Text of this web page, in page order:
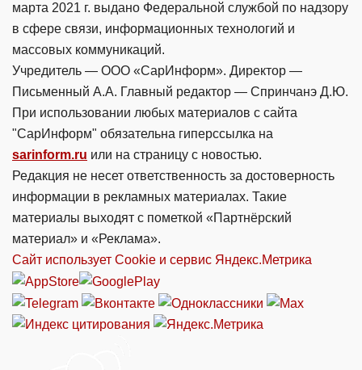
марта 2021 г. выдано Федеральной службой по надзору
в сфере связи, информационных технологий и
массовых коммуникаций.
Учредитель — ООО «СарИнформ». Директор —
Письменный А.А. Главный редактор — Спринчанэ Д.Ю.
При использовании любых материалов с сайта
"СарИнформ" обязательна гиперссылка на
sarinform.ru или на страницу с новостью.
Редакция не несет ответственность за достоверность
информации в рекламных материалах. Такие
материалы выходят с пометкой «Партнёрский
материал» и «Реклама».
Сайт использует Cookie и сервиc Яндекс.Метрика